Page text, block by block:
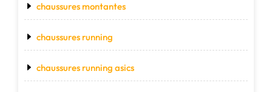
chaussures montantes
chaussures running
chaussures running asics